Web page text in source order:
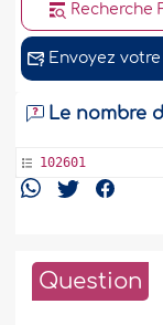
Recherche
Envoyez
Le nombre
102601
Question